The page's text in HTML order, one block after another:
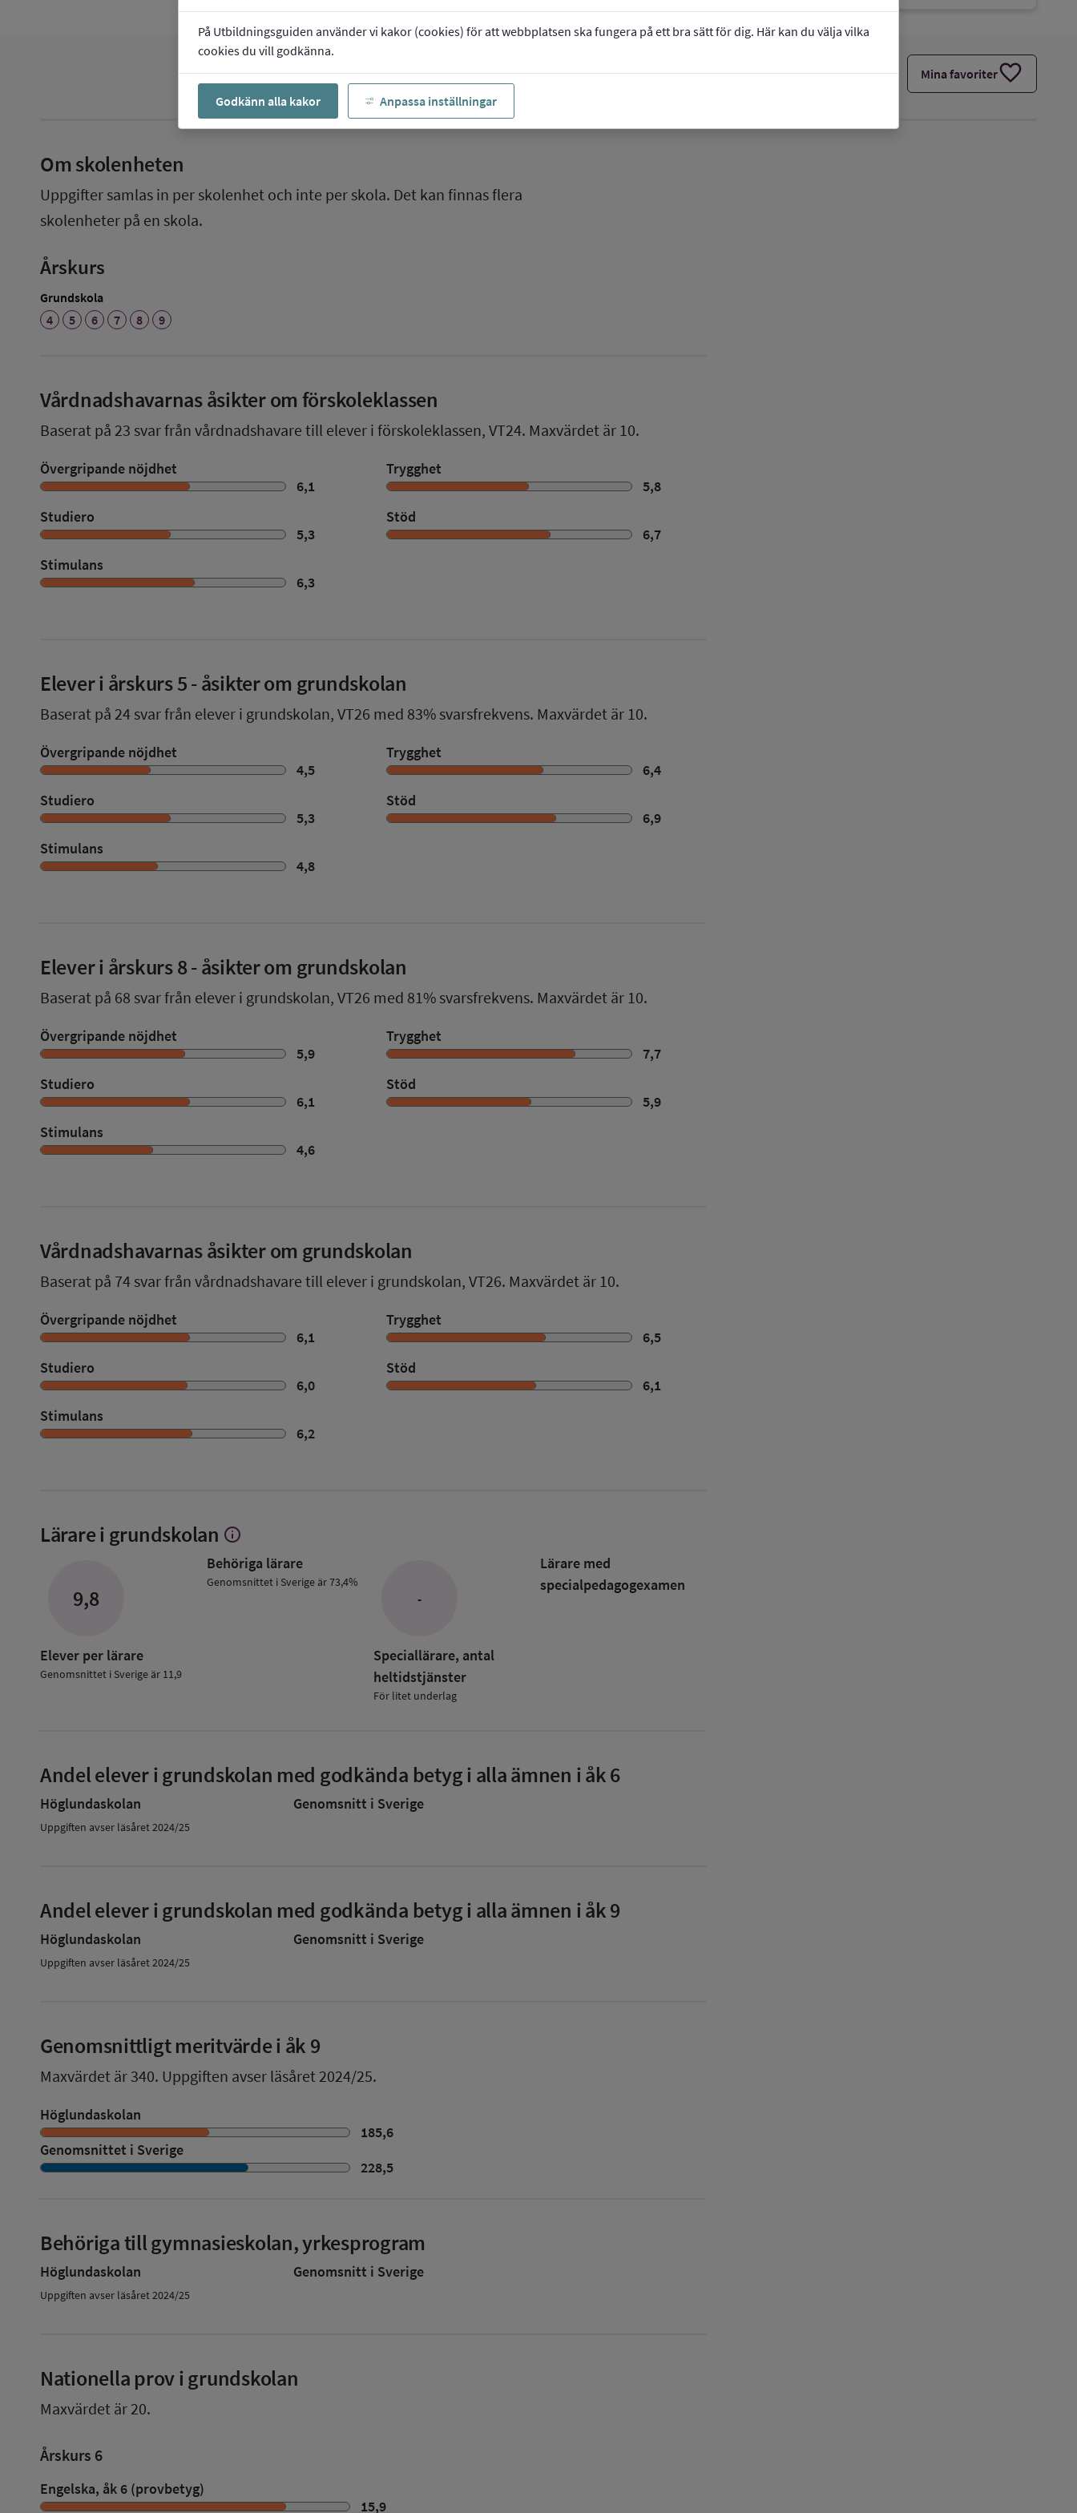
På Utbildningsguiden använder vi kakor (cookies) för att webbplatsen ska fungera på ett bra sätt för dig. Här kan du välja vilka
cookies du vill godkänna.
Godkänn alla kakor Anpassa inställningar
Mina favoriterfavorite
Om skolenheten
Uppgifter samlas in per skolenhet och inte per skola. Det kan finnas flera
skolenheter på en skola.
Årskurs
Grundskola
4
5 6 7 8 9
Vårdnadshavarnas åsikter om förskoleklassen
Baserat på 23 svar från vårdnadshavare till elever i förskoleklassen, VT24. Maxvärdet är 10.
Övergripande nöjdhet
6,1
Trygghet
5,8
Studiero
5,3
Stöd
6,7
Stimulans
6,3
Elever i årskurs 5- åsikter om grundskolan
Baserat på 24 svar från elever i grundskolan, VT26 med 83% svarsfrekvens. Maxvärdet är 10.
Övergripande nöjdhet
4,5
Trygghet
6,4
Studiero
5,3
Stöd
6,9
Stimulans
4,8
Elever i årskurs 8- åsikter om grundskolan
Baserat på 68 svar från elever i grundskolan, VT26 med 81% svarsfrekvens. Maxvärdet är 10.
Övergripande nöjdhet
5,9
Trygghet
7,7
Studiero
6,1
Stöd
5,9
Stimulans
4,6
Vårdnadshavarnas åsikter om grundskolan
Baserat på 74 svar från vårdnadshavare till elever i grundskolan, VT26. Maxvärdet är 10.
Övergripande nöjdhet
6,1
Trygghet
6,5
Studiero
6,0
Stöd
6,1
Stimulans
6,2
Lärare i grundskolan Visa
om
Lärare
info
9,8
Elever per lärare
Genomsnittet i Sverige är 11,9
Behöriga lärare
Genomsnittet i Sverige är 73,4%
-
Speciallärare, antal
heltidstjänster
För litet underlag
Lärare med
specialpedagog­examen
Andel elever i grundskolan med godkända betyg i alla ämnen i åk 6
Höglundaskolan Genomsnitt i Sverige
Uppgiften avser läsåret 2024/25
Andel elever i grundskolan med godkända betyg i alla ämnen i åk 9
Höglundaskolan Genomsnitt i Sverige
Uppgiften avser läsåret 2024/25
Genomsnittligt meritvärde i åk 9
Maxvärdet är 340. Uppgiften avser läsåret 2024/25.
Höglundaskolan
185,6
Genomsnittet i Sverige
228,5
Behöriga till gymnasieskolan, yrkesprogram
Höglundaskolan Genomsnitt i Sverige
Uppgiften avser läsåret 2024/25
Nationella prov i grundskolan
Maxvärdet är 20.
Årskurs 6
Engelska, åk 6 (provbetyg)
15,9